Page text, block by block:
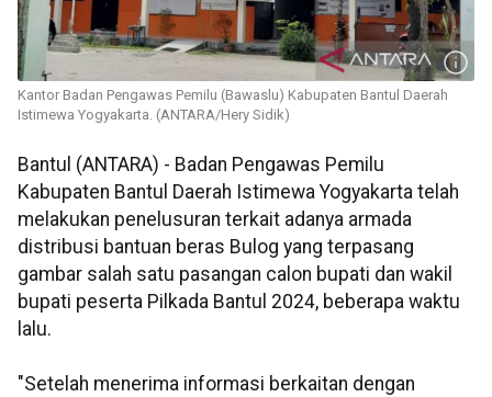
Kantor Badan Pengawas Pemilu (Bawaslu) Kabupaten Bantul Daerah
Istimewa Yogyakarta. (ANTARA/Hery Sidik)
Bantul (ANTARA) - Badan Pengawas Pemilu
Kabupaten Bantul Daerah Istimewa Yogyakarta telah
melakukan penelusuran terkait adanya armada
distribusi bantuan beras Bulog yang terpasang
gambar salah satu pasangan calon bupati dan wakil
bupati peserta Pilkada Bantul 2024, beberapa waktu
lalu.
"Setelah menerima informasi berkaitan dengan